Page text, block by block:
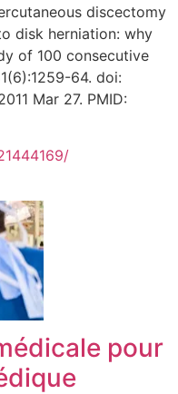
discectomy
disk herniation: why
of 100 consecutive
64. doi:
Mar 27. PMID:
pour